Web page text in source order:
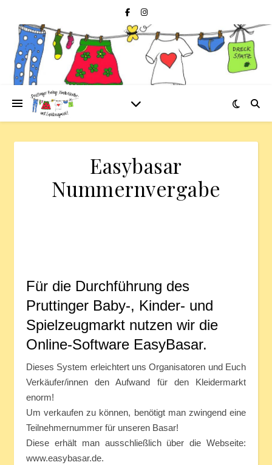
Easybasar
Nummernvergabe
Für die Durchführung des
Pruttinger Baby-, Kinder- und
Spielzeugmarkt nutzen wir die
Online-Software EasyBasar.
Dieses System erleichtert uns Organisatoren und Euch
Verkäufer/innen den Aufwand für den Kleidermarkt
enorm!
Um verkaufen zu können, benötigt man zwingend eine
Teilnehmernummer für unseren Basar!
Diese erhält man ausschließlich über die Webseite:
www.easybasar.de.